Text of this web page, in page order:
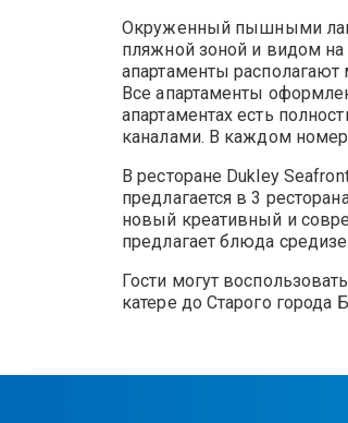
Окруженный пышными
пляжной зоной и видом на
апартаменты
Все апартаменты
апартаментах есть
каналами. В каждом
В ресторане Dukley
предлагается в 3
новый креативный и
предлагает блюда
Гости могут
катере до Старого города